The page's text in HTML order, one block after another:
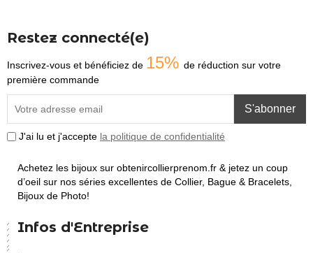
Restez connecté(e)
Inscrivez-vous et bénéficiez de 15% de réduction sur votre
première commande
S'abonner
J'ai lu et j'accepte la politique de confidentialité
Achetez les bijoux sur obtenircollierprenom.fr & jetez un coup
d’oeil sur nos séries excellentes de Collier, Bague & Bracelets,
Bijoux de Photo!
Infos d'Entreprise